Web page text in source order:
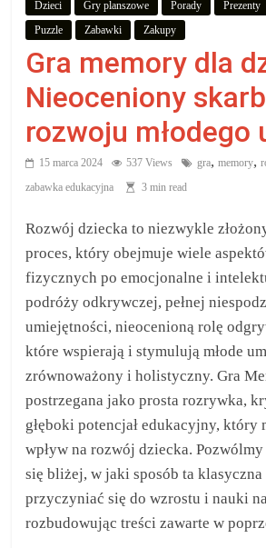
aby
wiedzieć,
co
kupić.
co
kupić,
jak
oraz
gdzie
Dzieci Gry planszowe Porady Prezenty
Puzzle
Zabawki Zakupy
Gra memory dla
Nieoceniony
rozwoju młodego
15 marca 2024 537 Views gra,memory,
zabawka edukacyjna 3 min read
Rozwój dziecka to niezwykle
proces, który obejmuje wiele
fizycznych po emocjonalne i
podróży odkrywczej, pełnej
umiejętności, nieocenioną rolę
które wspierają i stymulują młode
zrównoważony i holistyczny. Gra
postrzegana jako prosta rozrywka,
głęboki potencjał edukacyjny, który
wpływ na rozwój dziecka.
się bliżej, w jaki sposób ta klasyczna
przyczyniać się do wzrostu i nauki
rozbudowując treści zawarte w